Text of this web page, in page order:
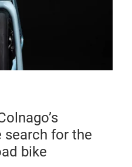
search for the
bike